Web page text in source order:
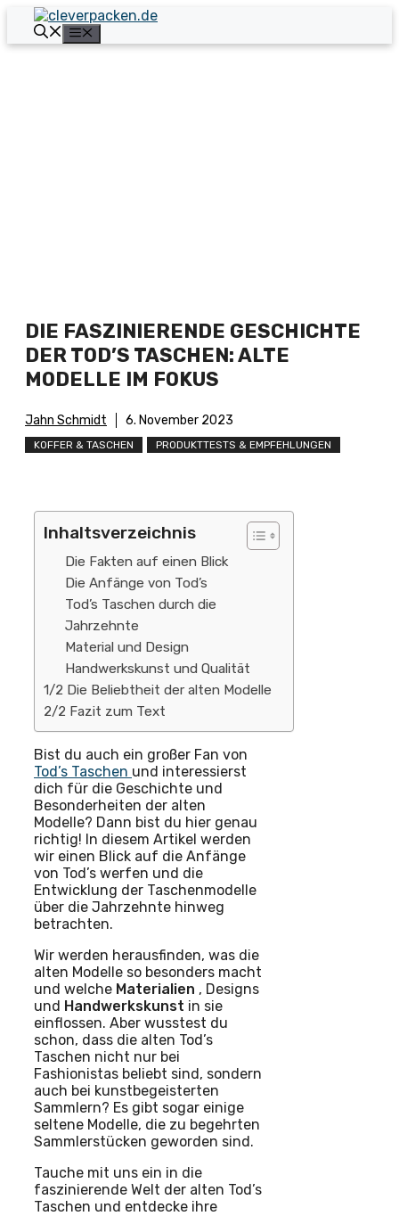
Zum
Inhalt
springen
DIE FASZINIERENDE GESCHICHTE
DER TOD’S TASCHEN: ALTE
MODELLE IM FOKUS
Jahn Schmidt 6. November 2023
KOFFER & TASCHEN PRODUKTTESTS & EMPFEHLUNGEN
Inhaltsverzeichnis
Die Fakten auf einen Blick
Die Anfänge von Tod’s
Tod’s Taschen durch die
Jahrzehnte
Material und Design
Handwerkskunst und Qualität
1/2 Die Beliebtheit der alten Modelle
2/2 Fazit zum Text
Bist du auch ein großer Fan von
Tod’s Taschen und interessierst
dich für die Geschichte und
Besonderheiten der alten
Modelle? Dann bist du hier genau
richtig! In diesem Artikel werden
wir einen Blick auf die Anfänge
von Tod’s werfen und die
Entwicklung der Taschenmodelle
über die Jahrzehnte hinweg
betrachten.
Wir werden herausfinden, was die
alten Modelle so besonders macht
und welche Materialien , Designs
und Handwerkskunst in sie
einflossen. Aber wusstest du
schon, dass die alten Tod’s
Taschen nicht nur bei
Fashionistas beliebt sind, sondern
auch bei kunstbegeisterten
Sammlern? Es gibt sogar einige
seltene Modelle, die zu begehrten
Sammlerstücken geworden sind.
Tauche mit uns ein in die
faszinierende Welt der alten Tod’s
Taschen und entdecke ihre